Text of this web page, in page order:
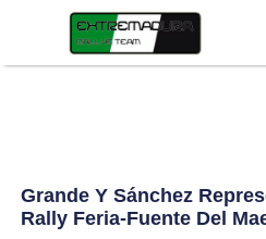
Grande Y Sánchez
Rally Feria-Fuente Del